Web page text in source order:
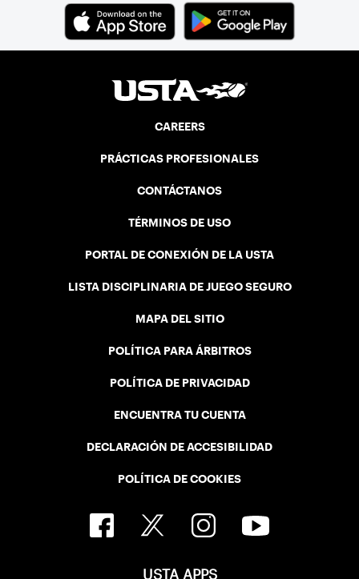
CAREERS
PRÁCTICAS PROFESIONALES
CONTÁCTANOS
TÉRMINOS DE USO
PORTAL DE CONEXIÓN DE LA USTA
LISTA DISCIPLINARIA DE JUEGO SEGURO
MAPA DEL SITIO
POLÍTICA PARA ÁRBITROS
POLÍTICA DE PRIVACIDAD
ENCUENTRA TU CUENTA
DECLARACIÓN DE ACCESIBILIDAD
POLÍTICA DE COOKIES
USTA APPS